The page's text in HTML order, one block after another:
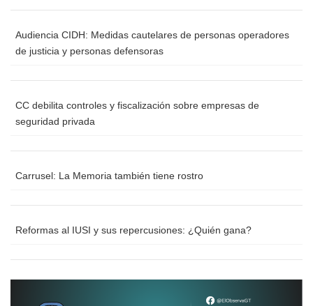
Audiencia CIDH: Medidas cautelares de personas operadores
de justicia y personas defensoras
CC debilita controles y fiscalización sobre empresas de
seguridad privada
Carrusel: La Memoria también tiene rostro
Reformas al IUSI y sus repercusiones: ¿Quién gana?